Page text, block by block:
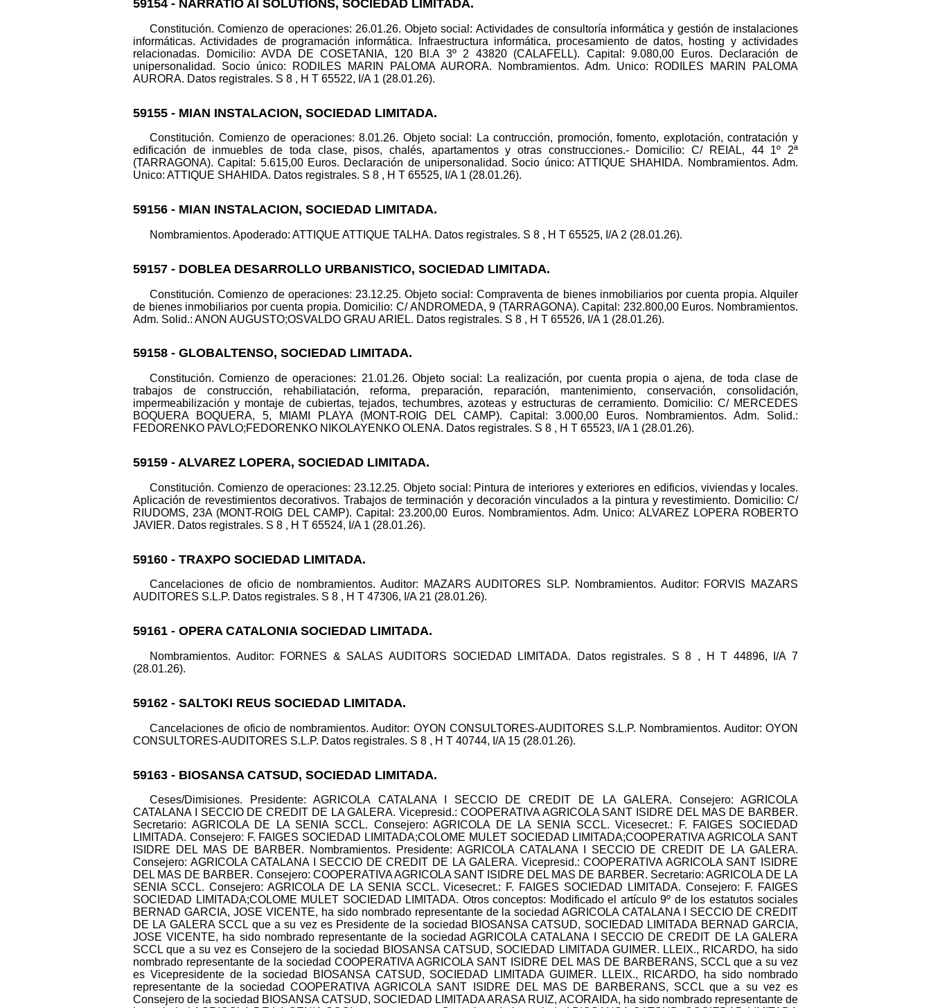
59154 - NARRATIO AI SOLUTIONS, SOCIEDAD LIMITADA.
Constitución. Comienzo de operaciones: 26.01.26. Objeto social: Actividades de consultoría informática y gestión de instalaciones
informáticas. Actividades de programación informática. Infraestructura informática, procesamiento de datos, hosting y actividades
relacionadas. Domicilio: AVDA DE COSETANIA, 120 Bl.A 3º 2 43820 (CALAFELL). Capital: 9.080,00 Euros. Declaración de
unipersonalidad. Socio único: RODILES MARIN PALOMA AURORA. Nombramientos. Adm. Unico: RODILES MARIN PALOMA
AURORA. Datos registrales. S 8 , H T 65522, I/A 1 (28.01.26).
59155 - MIAN INSTALACION, SOCIEDAD LIMITADA.
Constitución. Comienzo de operaciones: 8.01.26. Objeto social: La contrucción, promoción, fomento, explotación, contratación y
edificación de inmuebles de toda clase, pisos, chalés, apartamentos y otras construcciones.- Domicilio: C/ REIAL, 44 1º 2ª
(TARRAGONA). Capital: 5.615,00 Euros. Declaración de unipersonalidad. Socio único: ATTIQUE SHAHIDA. Nombramientos. Adm.
Unico: ATTIQUE SHAHIDA. Datos registrales. S 8 , H T 65525, I/A 1 (28.01.26).
59156 - MIAN INSTALACION, SOCIEDAD LIMITADA.
Nombramientos. Apoderado: ATTIQUE ATTIQUE TALHA. Datos registrales. S 8 , H T 65525, I/A 2 (28.01.26).
59157 - DOBLEA DESARROLLO URBANISTICO, SOCIEDAD LIMITADA.
Constitución. Comienzo de operaciones: 23.12.25. Objeto social: Compraventa de bienes inmobiliarios por cuenta propia. Alquiler
de bienes inmobiliarios por cuenta propia. Domicilio: C/ ANDROMEDA, 9 (TARRAGONA). Capital: 232.800,00 Euros. Nombramientos.
Adm. Solid.: ANON AUGUSTO;OSVALDO GRAU ARIEL. Datos registrales. S 8 , H T 65526, I/A 1 (28.01.26).
59158 - GLOBALTENSO, SOCIEDAD LIMITADA.
Constitución. Comienzo de operaciones: 21.01.26. Objeto social: La realización, por cuenta propia o ajena, de toda clase de
trabajos de construcción, rehabiliatación, reforma, preparación, reparación, mantenimiento, conservación, consolidación,
impermeabilización y montaje de cubiertas, tejados, techumbres, azoteas y estructuras de cerramiento. Domicilio: C/ MERCEDES
BOQUERA BOQUERA, 5, MIAMI PLAYA (MONT-ROIG DEL CAMP). Capital: 3.000,00 Euros. Nombramientos. Adm. Solid.:
FEDORENKO PAVLO;FEDORENKO NIKOLAYENKO OLENA. Datos registrales. S 8 , H T 65523, I/A 1 (28.01.26).
59159 - ALVAREZ LOPERA, SOCIEDAD LIMITADA.
Constitución. Comienzo de operaciones: 23.12.25. Objeto social: Pintura de interiores y exteriores en edificios, viviendas y locales.
Aplicación de revestimientos decorativos. Trabajos de terminación y decoración vinculados a la pintura y revestimiento. Domicilio: C/
RIUDOMS, 23A (MONT-ROIG DEL CAMP). Capital: 23.200,00 Euros. Nombramientos. Adm. Unico: ALVAREZ LOPERA ROBERTO
JAVIER. Datos registrales. S 8 , H T 65524, I/A 1 (28.01.26).
59160 - TRAXPO SOCIEDAD LIMITADA.
Cancelaciones de oficio de nombramientos. Auditor: MAZARS AUDITORES SLP. Nombramientos. Auditor: FORVIS MAZARS
AUDITORES S.L.P. Datos registrales. S 8 , H T 47306, I/A 21 (28.01.26).
59161 - OPERA CATALONIA SOCIEDAD LIMITADA.
Nombramientos. Auditor: FORNES & SALAS AUDITORS SOCIEDAD LIMITADA. Datos registrales. S 8 , H T 44896, I/A 7
(28.01.26).
59162 - SALTOKI REUS SOCIEDAD LIMITADA.
Cancelaciones de oficio de nombramientos. Auditor: OYON CONSULTORES-AUDITORES S.L.P. Nombramientos. Auditor: OYON
CONSULTORES-AUDITORES S.L.P. Datos registrales. S 8 , H T 40744, I/A 15 (28.01.26).
59163 - BIOSANSA CATSUD, SOCIEDAD LIMITADA.
Ceses/Dimisiones. Presidente: AGRICOLA CATALANA I SECCIO DE CREDIT DE LA GALERA. Consejero: AGRICOLA
CATALANA I SECCIO DE CREDIT DE LA GALERA. Vicepresid.: COOPERATIVA AGRICOLA SANT ISIDRE DEL MAS DE BARBER.
Secretario: AGRICOLA DE LA SENIA SCCL. Consejero: AGRICOLA DE LA SENIA SCCL. Vicesecret.: F. FAIGES SOCIEDAD
LIMITADA. Consejero: F. FAIGES SOCIEDAD LIMITADA;COLOME MULET SOCIEDAD LIMITADA;COOPERATIVA AGRICOLA SANT
ISIDRE DEL MAS DE BARBER. Nombramientos. Presidente: AGRICOLA CATALANA I SECCIO DE CREDIT DE LA GALERA.
Consejero: AGRICOLA CATALANA I SECCIO DE CREDIT DE LA GALERA. Vicepresid.: COOPERATIVA AGRICOLA SANT ISIDRE
DEL MAS DE BARBER. Consejero: COOPERATIVA AGRICOLA SANT ISIDRE DEL MAS DE BARBER. Secretario: AGRICOLA DE LA
SENIA SCCL. Consejero: AGRICOLA DE LA SENIA SCCL. Vicesecret.: F. FAIGES SOCIEDAD LIMITADA. Consejero: F. FAIGES
SOCIEDAD LIMITADA;COLOME MULET SOCIEDAD LIMITADA. Otros conceptos: Modificado el artículo 9º de los estatutos sociales
BERNAD GARCIA, JOSE VICENTE, ha sido nombrado representante de la sociedad AGRICOLA CATALANA I SECCIO DE CREDIT
DE LA GALERA SCCL que a su vez es Presidente de la sociedad BIOSANSA CATSUD, SOCIEDAD LIMITADA BERNAD GARCIA,
JOSE VICENTE, ha sido nombrado representante de la sociedad AGRICOLA CATALANA I SECCIO DE CREDIT DE LA GALERA
SCCL que a su vez es Consejero de la sociedad BIOSANSA CATSUD, SOCIEDAD LIMITADA GUIMER. LLEIX., RICARDO, ha sido
nombrado representante de la sociedad COOPERATIVA AGRICOLA SANT ISIDRE DEL MAS DE BARBERANS, SCCL que a su vez
es Vicepresidente de la sociedad BIOSANSA CATSUD, SOCIEDAD LIMITADA GUIMER. LLEIX., RICARDO, ha sido nombrado
representante de la sociedad COOPERATIVA AGRICOLA SANT ISIDRE DEL MAS DE BARBERANS, SCCL que a su vez es
Consejero de la sociedad BIOSANSA CATSUD, SOCIEDAD LIMITADA ARASA RUIZ, ACORAIDA, ha sido nombrado representante de